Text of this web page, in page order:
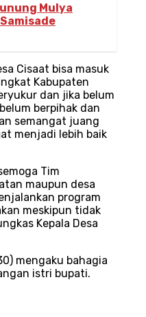
Mulya
Cisaat bisa masuk
Kabupaten
dan jika belum
berpihak dan
semangat juang
menjadi lebih baik
Tim
maupun desa
program
meskipun tidak
Kepala Desa
mengaku bahagia
istri bupati.